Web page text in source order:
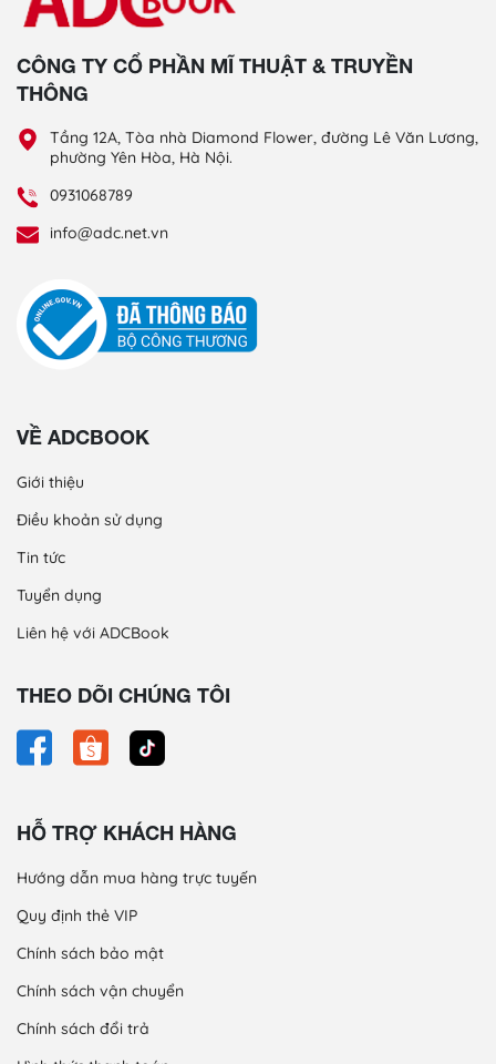
CÔNG TY CỔ PHẦN MĨ THUẬT & TRUYỀN
THÔNG
Tầng 12A, Tòa nhà Diamond Flower, đường Lê Văn Lương,
phường Yên Hòa, Hà Nội.
0931068789
info@adc.net.vn
VỀ ADCBOOK
Giới thiệu
Điều khoản sử dụng
Tin tức
Tuyển dụng
Liên hệ với ADCBook
THEO DÕI CHÚNG TÔI
HỖ TRỢ KHÁCH HÀNG
Hướng dẫn mua hàng trực tuyến
Quy định thẻ VIP
Chính sách bảo mật
Chính sách vận chuyển
Chính sách đổi trả